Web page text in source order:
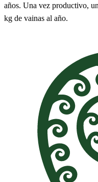
años. Una vez productivo,
kg de vainas al año.